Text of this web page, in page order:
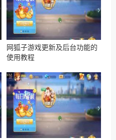
网狐子游戏更新及后台功能的
使用教程